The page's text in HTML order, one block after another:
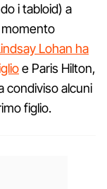
i tabloid) a
momento
Lohan ha
e Paris Hilton,
condiviso alcuni
figlio.